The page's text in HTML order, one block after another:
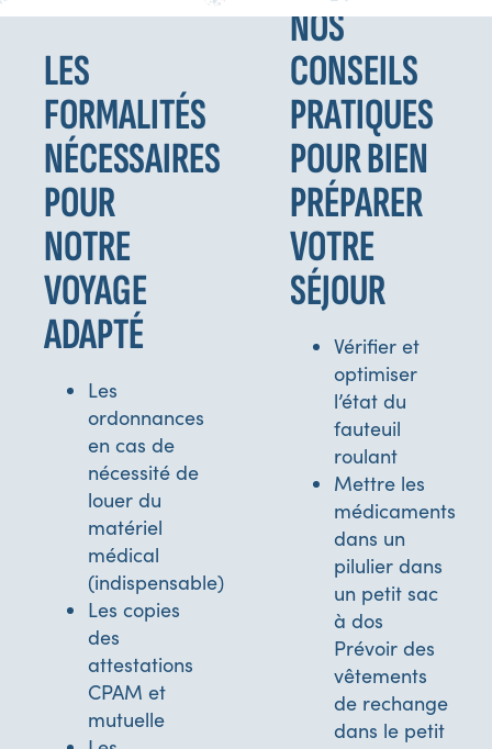
LES
FORMALITÉS
NÉCESSAIRES
POUR
NOTRE
VOYAGE
ADAPTÉ
Les
ordonnances
en cas de
nécessité de
louer du
matériel
médical
(indispensable)
Les copies
des
attestations
CPAM et
mutuelle
NOS
CONSEILS
PRATIQUES
POUR BIEN
PRÉPARER
VOTRE
SÉJOUR
Vérifier et
optimiser
l’état du
fauteuil
roulant
Mettre les
médicaments
dans un
pilulier dans
un petit sac
à dos
Prévoir des
vêtements
de rechange
dans le petit